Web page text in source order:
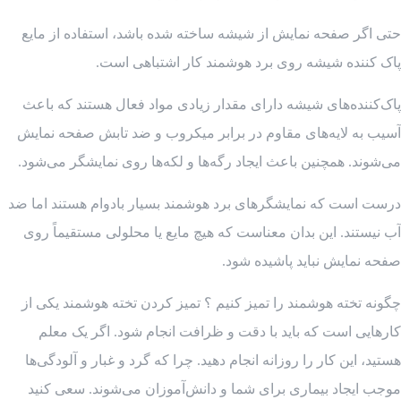
حتی اگر صفحه نمایش از شیشه ساخته شده باشد، استفاده از مایع
پاک کننده شیشه روی برد هوشمند کار اشتباهی است.
پاک‌کننده‌های شیشه دارای مقدار زیادی مواد فعال هستند که باعث
آسیب به لایه‌های مقاوم در برابر میکروب و ضد تابش صفحه نمایش
می‌شوند. همچنین باعث ایجاد رگه‌ها و لکه‌ها روی نمایشگر می‌شود.
درست است که نمایشگرهای برد هوشمند بسیار بادوام هستند اما ضد
آب نیستند. این بدان معناست که هیچ مایع یا محلولی مستقیماً روی
صفحه نمایش نباید پاشیده شود.
چگونه تخته هوشمند را تمیز کنیم ؟ تمیز کردن تخته هوشمند یکی از
کارهایی است که باید با دقت و ظرافت انجام شود. اگر یک معلم
هستید، این کار را روزانه انجام دهید. چرا که گرد و غبار و آلودگی‌ها
موجب ایجاد بیماری برای شما و دانش‌آموزان می‌شوند. سعی کنید